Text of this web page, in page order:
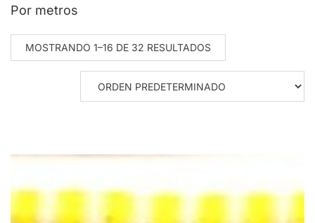
Por metros
MOSTRANDO 1–16 DE 32 RESULTADOS